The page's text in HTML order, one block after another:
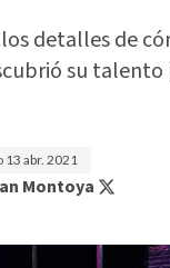
los detalles de
su talento
13 abr. 2021
Montoya